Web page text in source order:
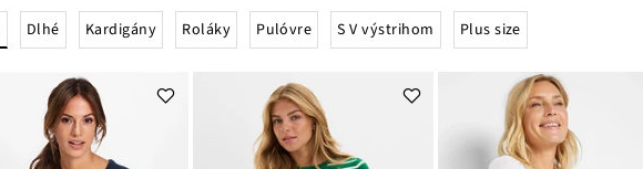
Dlhé Kardigány Roláky Pulóvre S V výstrihom Plus size